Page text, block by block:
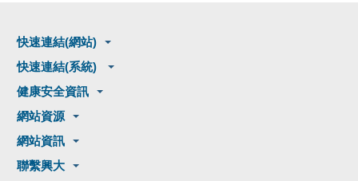
快速連結(網站)
快速連結(系統)
健康安全資訊
網站資源
網站資訊
聯繫興大